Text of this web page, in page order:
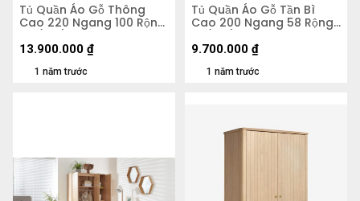
Tủ Quần Áo Gỗ Thông
Cao 220 Ngang 100 Rộng
57 (cm)
1 năm trước
13.900.000 ₫
Tủ Quần Áo Gỗ Tần Bì
Cao 200 Ngang 58 Rộng
51 (cm)
1 năm trước
9.700.000 ₫